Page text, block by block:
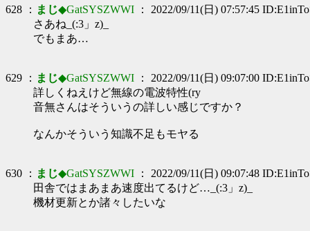
628 ： まじ◆GatSYSZWWI ： 2022/09/11(日) 07:57:45
さあね_(:3」z)_
でもまあ…
629 ： まじ◆GatSYSZWWI ： 2022/09/11(日) 09:07:00
詳しくねえけど無線の電波特性(ry
音無さんはそういうの詳しい感じですか？
なんかそういう知識不足もモヤる
630 ： まじ◆GatSYSZWWI ： 2022/09/11(日) 09:07:48
田舎ではまあまあ速度出てるけど…_(:3」z)_
機材更新とか諸々したいな